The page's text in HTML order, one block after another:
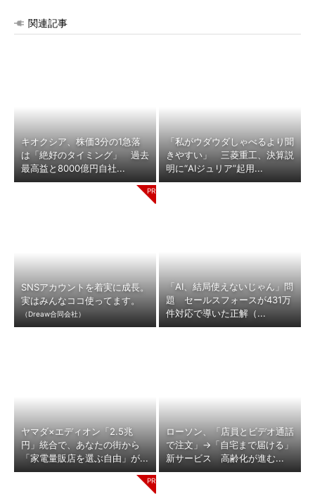
関連記事
キオクシア、株価3分の1急落
は「絶好のタイミング」 過去
最高益と8000億円自社...
「私がウダウダしゃべるより聞
きやすい」 三菱重工、決算説
明に“AIジュリア”起用...
SNSアカウントを着実に成長。
実はみんなココ使ってます。
（Dreaw合同会社）
「AI、結局使えないじゃん」問
題 セールスフォースが431万
件対応で導いた正解（...
ヤマダ×エディオン「2.5兆
円」統合で、あなたの街から
「家電量販店を選ぶ自由」が...
ローソン、「店員とビデオ通話
で注文」→「自宅まで届ける」
新サービス 高齢化が進む...